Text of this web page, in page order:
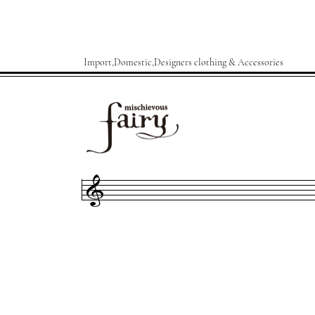
Import,Domestic,Designers clothing & Accessories